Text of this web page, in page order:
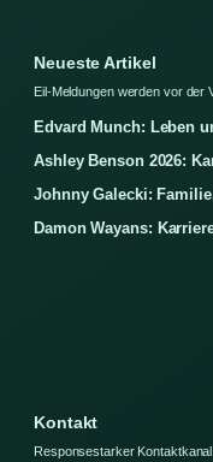
Neueste Artikel
Eil-Meldungen werden vor der
Edvard Munch: Leben
Ashley Benson 2026:
Johnny Galecki:
Damon Wayans:
Kontakt
Responsestarker